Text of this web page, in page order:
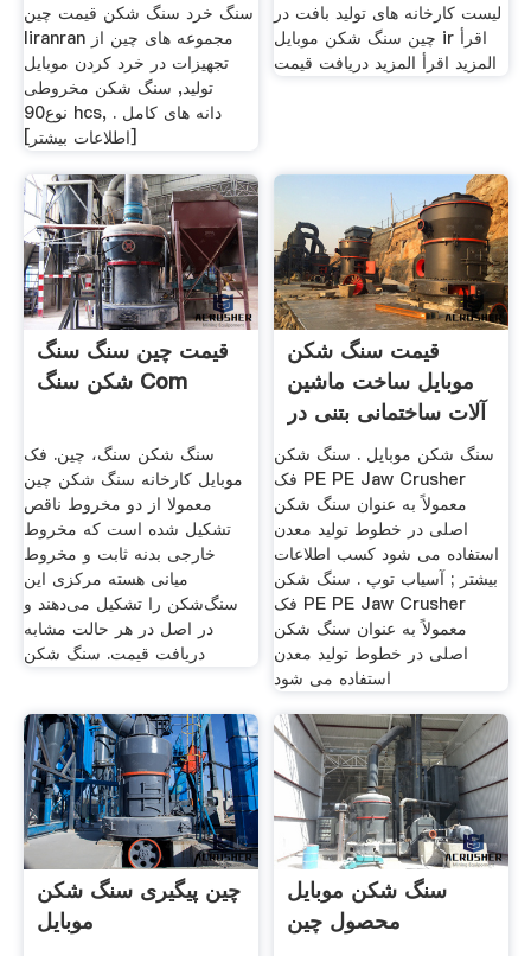
سنگ خرد سنگ شکن قیمت چین
liranran مجموعه های چین از
تجهیزات در خرد کردن موبایل
تولید, سنگ شکن مخروطی
نوع90 hcs, دانه های کامل .
[اطلاعات بیشتر]
لیست کارخانه های تولید بافت در
چین سنگ شکن موبایل ir اقرأ
المزيد اقرأ المزيد دریافت قیمت
قیمت چین سنگ سنگ
شکن سنگ Com
سنگ شکن سنگ، چین. فک
موبایل کارخانه سنگ شکن چین
معمولا از دو مخروط ناقص
تشکیل شده است که مخروط
خارجی بدنه ثابت و مخروط
میانی هسته مرکزی این
سنگ‌شکن را تشکیل می‌دهند و
در اصل در هر حالت مشابه
دریافت قیمت. سنگ شکن
قیمت سنگ شکن
موبایل ساخت ماشین
آلات ساختمانی بتنی در
چین
سنگ شکن موبایل . سنگ شکن
فک PE PE Jaw Crusher
معمولاً به عنوان سنگ شکن
اصلی در خطوط تولید معدن
استفاده می شود کسب اطلاعات
بیشتر ; آسیاب توپ . سنگ شکن
فک PE PE Jaw Crusher
معمولاً به عنوان سنگ شکن
اصلی در خطوط تولید معدن
استفاده می شود
چین پیگیری سنگ شکن
موبایل
سنگ شکن موبایل
محصول چین